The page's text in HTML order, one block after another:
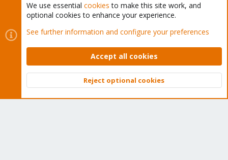
Cookies
Proxmox Support Forum - Light Mode
Contact us
Terms and rules Privacy policy Help Home
Community platform by XenForo © 2010-2026 XenForo Ltd.
Top
We use essential cookies to make this site work, and
optional cookies to enhance your experience.
See further information and configure your preferences
Accept all cookies
Reject optional cookies